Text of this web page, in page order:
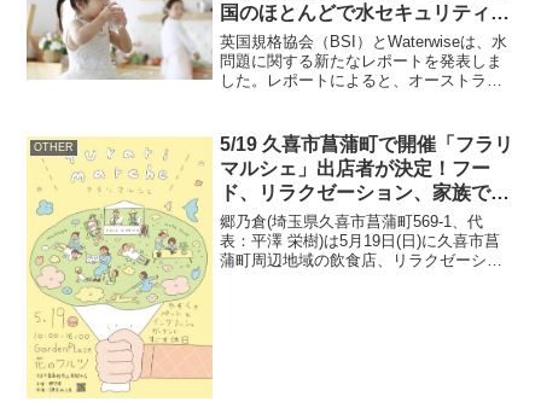
国のほとんどで水セキュリティに
進展が見られず、危機に対する備
えができていないことが判明 国
民の理解と状況を好転させるため
英国規格協会（BSI）とWaterwiseは、水
問題に関する新たなレポートを発表しま
した。レポートによると、オーストラリ
対象国9ヵ国の内、中国、インド、米国
は、水セキュ...
OTHER
5/19 久喜市菖蒲町で開催「フラリ
マルシェ」出店者が決定！フー
ド、リラクゼーション、家族で楽
しめるワークショップが大集合
郷乃倉(埼玉県久喜市菖蒲町569-1、代
表：平澤 栄樹)は5月19日(日)に久喜市菖
蒲町周辺地域の飲食店、リラクゼーショ